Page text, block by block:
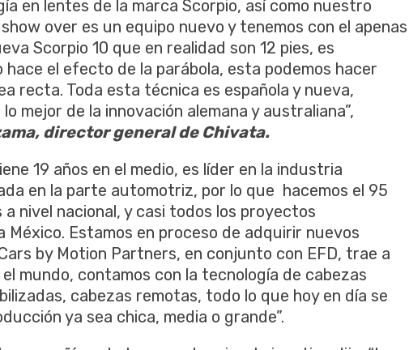
en lentes de la marca Scorpio, así como nuestro
over es un equipo nuevo y tenemos con el apenas
Scorpio 10 que en realidad son 12 pies, es
el efecto de la parábola, esta podemos hacer
recta. Toda esta técnica es española y nueva,
mejor de la innovación alemana y australiana”,
director general de Chivata.
19 años en el medio, es líder en la industria
en la parte automotriz, por lo que hacemos el 95
nivel nacional, y casi todos los proyectos
México. Estamos en proceso de adquirir nuevos
by Motion Partners, en conjunto con EFD, trae a
mundo, contamos con la tecnología de cabezas
cabezas remotas, todo lo que hoy en día se
ya sea chica, media o grande”.